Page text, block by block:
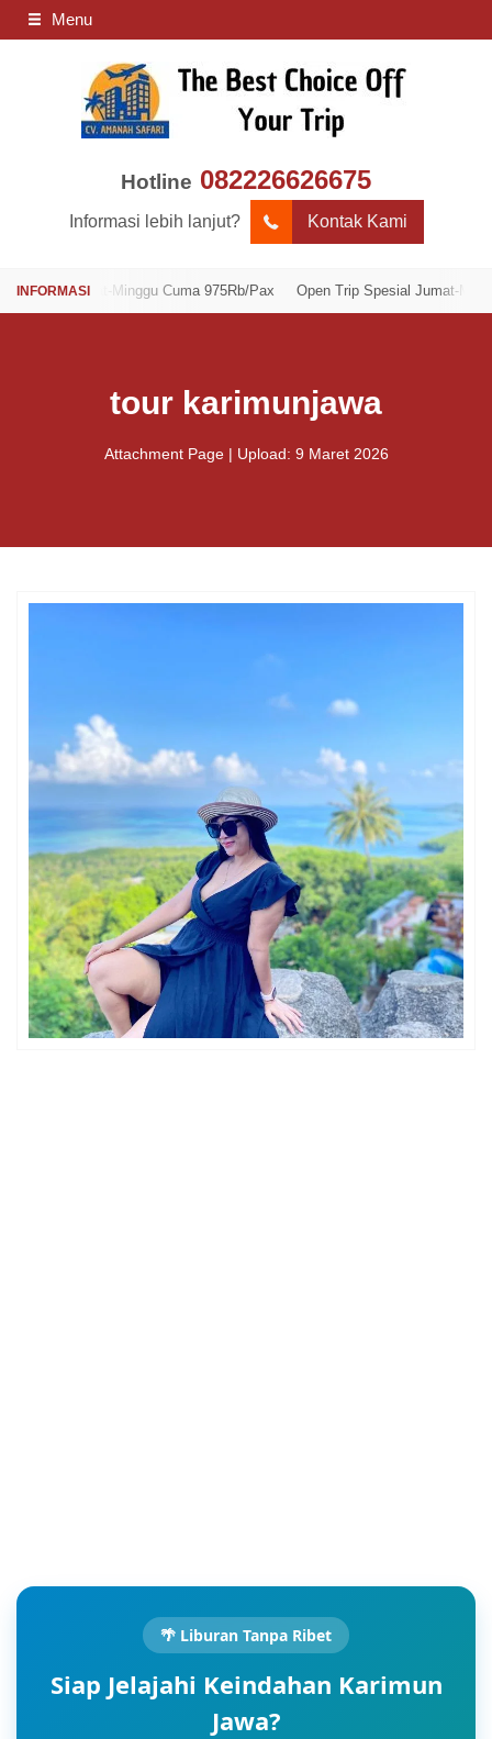
Menu
Hotline 082226626675
Informasi lebih lanjut? Kontak Kami
Jumat-Minggu Cuma 975Rb/Pax Open Trip Spesial Jumat-Minggu
tour karimunjawa
Attachment Page | Upload: 9 Maret 2026
🌴 Liburan Tanpa Ribet
Siap Jelajahi Keindahan Karimun
Jawa?